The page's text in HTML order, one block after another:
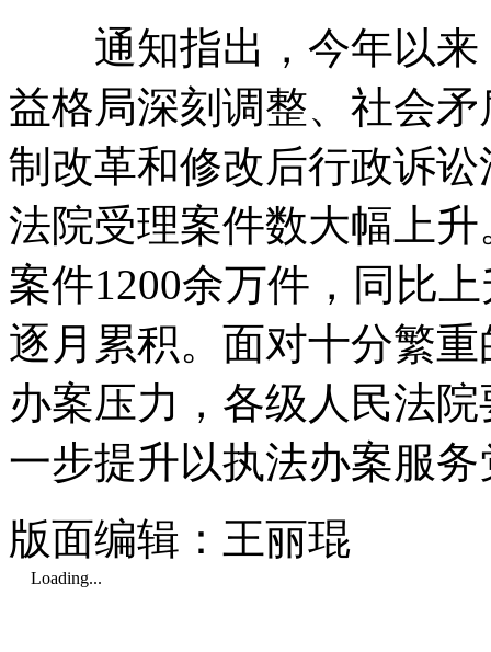
通知指出，今年以来
益格局深刻调整、社会
制改革和修改后行政诉
法院受理案件数大幅上
案件1200余万件，同比
逐月累积。面对十分繁
办案压力，各级人民法
一步提升以执法办案服
版面编辑：王丽琨
Loading...